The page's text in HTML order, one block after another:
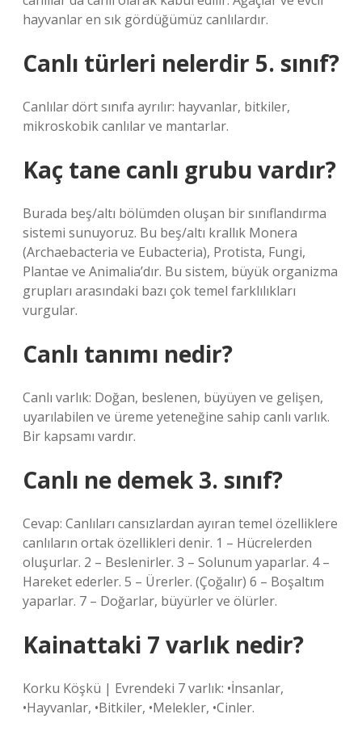
hayvanlar en sık gördüğümüz canlılardır.
Canlı türleri nelerdir 5. sınıf?
Canlılar dört sınıfa ayrılır: hayvanlar, bitkiler,
mikroskobik canlılar ve mantarlar.
Kaç tane canlı grubu vardır?
Burada beş/altı bölümden oluşan bir sınıflandırma
sistemi sunuyoruz. Bu beş/altı krallık Monera
(Archaebacteria ve Eubacteria), Protista, Fungi,
Plantae ve Animalia’dır. Bu sistem, büyük organizma
grupları arasındaki bazı çok temel farklılıkları
vurgular.
Canlı tanımı nedir?
Canlı varlık: Doğan, beslenen, büyüyen ve gelişen,
uyarılabilen ve üreme yeteneğine sahip canlı varlık.
Bir kapsamı vardır.
Canlı ne demek 3. sınıf?
Cevap: Canlıları cansızlardan ayıran temel özelliklere
canlıların ortak özellikleri denir. 1 – Hücrelerden
oluşurlar. 2 – Beslenirler. 3 – Solunum yaparlar. 4 –
Hareket ederler. 5 – Ürerler. (Çoğalır) 6 – Boşaltım
yaparlar. 7 – Doğarlar, büyürler ve ölürler.
Kainattaki 7 varlık nedir?
Korku Köşkü | Evrendeki 7 varlık: •İnsanlar,
•Hayvanlar, •Bitkiler, •Melekler, •Cinler.